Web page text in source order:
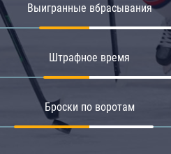
Выигранные вбрасывания
Штрафное время
Броски по воротам